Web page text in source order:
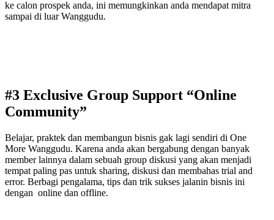
ke calon prospek anda, ini memungkinkan anda mendapat mitra
sampai di luar Wanggudu.
#3 Exclusive Group Support “Online
Community”
Belajar, praktek dan membangun bisnis gak lagi sendiri di One
More Wanggudu. Karena anda akan bergabung dengan banyak
member lainnya dalam sebuah group diskusi yang akan menjadi
tempat paling pas untuk sharing, diskusi dan membahas trial and
error. Berbagi pengalama, tips dan trik sukses jalanin bisnis ini
dengan online dan offline.